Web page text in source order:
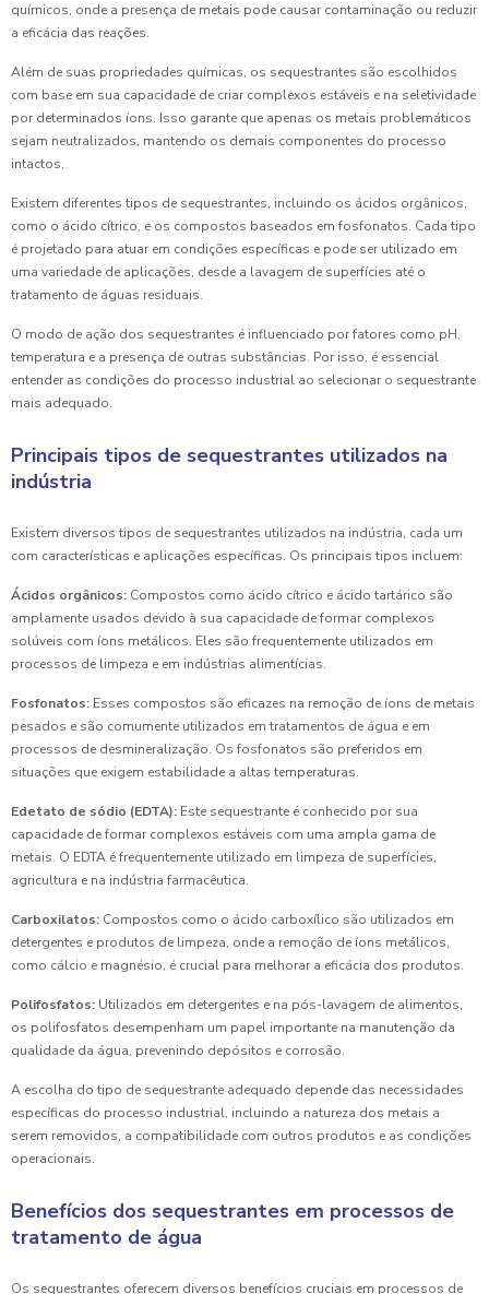
químicos, onde a presença de metais pode causar contaminação ou reduzir
a eficácia das reações.
Além de suas propriedades químicas, os sequestrantes são escolhidos
com base em sua capacidade de criar complexos estáveis e na seletividade
por determinados íons. Isso garante que apenas os metais problemáticos
sejam neutralizados, mantendo os demais componentes do processo
intactos.
Existem diferentes tipos de sequestrantes, incluindo os ácidos orgânicos,
como o ácido cítrico, e os compostos baseados em fosfonatos. Cada tipo
é projetado para atuar em condições específicas e pode ser utilizado em
uma variedade de aplicações, desde a lavagem de superfícies até o
tratamento de águas residuais.
O modo de ação dos sequestrantes é influenciado por fatores como pH,
temperatura e a presença de outras substâncias. Por isso, é essencial
entender as condições do processo industrial ao selecionar o sequestrante
mais adequado.
Principais tipos de sequestrantes utilizados na
indústria
Existem diversos tipos de sequestrantes utilizados na indústria, cada um
com características e aplicações específicas. Os principais tipos incluem:
Ácidos orgânicos: Compostos como ácido cítrico e ácido tartárico são
amplamente usados devido à sua capacidade de formar complexos
solúveis com íons metálicos. Eles são frequentemente utilizados em
processos de limpeza e em indústrias alimentícias.
Fosfonatos: Esses compostos são eficazes na remoção de íons de metais
pesados e são comumente utilizados em tratamentos de água e em
processos de desmineralização. Os fosfonatos são preferidos em
situações que exigem estabilidade a altas temperaturas.
Edetato de sódio (EDTA): Este sequestrante é conhecido por sua
capacidade de formar complexos estáveis com uma ampla gama de
metais. O EDTA é frequentemente utilizado em limpeza de superfícies,
agricultura e na indústria farmacêutica.
Carboxilatos: Compostos como o ácido carboxílico são utilizados em
detergentes e produtos de limpeza, onde a remoção de íons metálicos,
como cálcio e magnésio, é crucial para melhorar a eficácia dos produtos.
Polifosfatos: Utilizados em detergentes e na pós-lavagem de alimentos,
os polifosfatos desempenham um papel importante na manutenção da
qualidade da água, prevenindo depósitos e corrosão.
A escolha do tipo de sequestrante adequado depende das necessidades
específicas do processo industrial, incluindo a natureza dos metais a
serem removidos, a compatibilidade com outros produtos e as condições
operacionais.
Benefícios dos sequestrantes em processos de
tratamento de água
Os sequestrantes oferecem diversos benefícios cruciais em processos de